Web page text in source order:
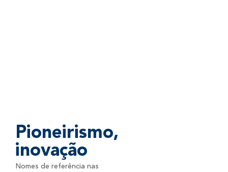
Pioneirismo,
inovação
Nomes de referência nas